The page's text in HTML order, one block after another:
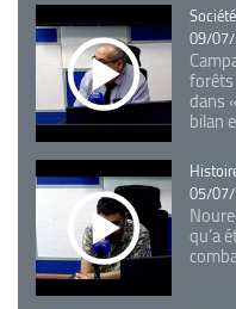
Catégorie
Société
09/
forêts
dans
bilan
05/
qu’a